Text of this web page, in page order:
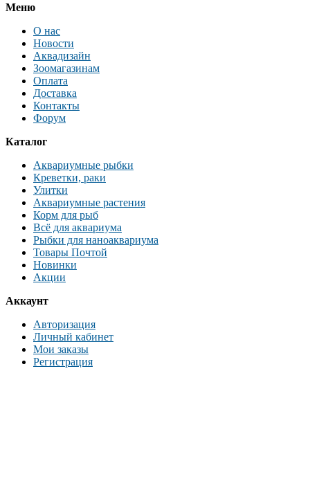
Меню
О нас
Новости
Аквадизайн
Зоомагазинам
Оплата
Доставка
Контакты
Форум
Каталог
Аквариумные рыбки
Креветки, раки
Улитки
Аквариумные растения
Корм для рыб
Всё для аквариума
Рыбки для наноаквариума
Товары Почтой
Новинки
Акции
Аккаунт
Авторизация
Личный кабинет
Мои заказы
Регистрация